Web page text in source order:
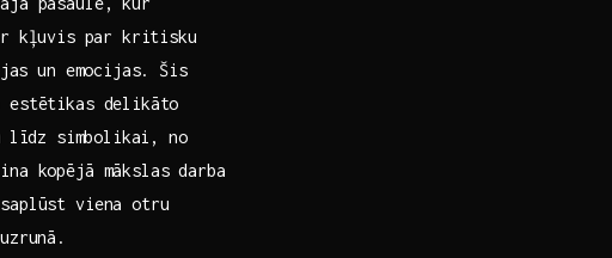
kļuvis ⁤par kritisku
un emocijas. Šis
estētikas delikāto
līdz⁤ simbolikai, no
kopējā mākslas darba
viena otru⁢